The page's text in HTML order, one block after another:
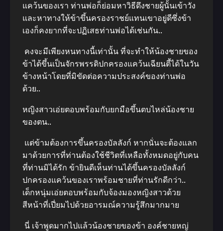
แคว้นของเรา ท่านพ่อก็ย่อมหาวิธีดึงชายผู้นั้นเข้าวัง
และหาทางให้ข้าขึ้นครองราชย์แทนเขาอยู่ดีซึ่งข้า
เองก็คงยากที่จะปฏิเสธท่านพ่อได้เช่นกัน..
คงจะมีเพียงหนทางนี้เท่านั้น ที่จะทําให้น้องชายของ
ข้าได้ขึ้นเป็นจักรพรรดิปกครองแคว้นเฉียนตี้ได้ในวัน
ข้างหน้าโดยที่มิขัดต่อความประสงค์ของท่านพ่อ
ด้วย..
หญิงสาวเอ่ยตอบพร้อมกับยกมือขึ้นตบไหล่น้องชาย
ของตน..
แต่ข้ามต้องการขึ้นครองบัลลังก์ หากนั่นจะต้องแลก
มาด้วยการที่ท่านต้องใช้ชีวิตที่เหลือทั้งหมดอยู่กับคน
ที่ท่านมิได้รัก ข้ายินดีเห็นท่านได้ขึ้นครองบัลลังก์
ปกครองแคว้นของเราพร้อมชายที่ท่านรักดีกว่า..
เด็กหนุ่มเอ่ยตอบพร้อมกับจ้องมองหญิงสาวด้วย
สีหน้าที่เปี่ยมไปด้วยอารมณ์ความรู้สึกมากมาย
นี่ เจ้าพูดมากไปแล้วน้องชายของข้า องค์ชายหญ่